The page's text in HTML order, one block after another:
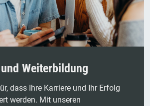
Weiterbildung
dass Ihre Karriere und Ihr Erfolg
werden. Mit unseren